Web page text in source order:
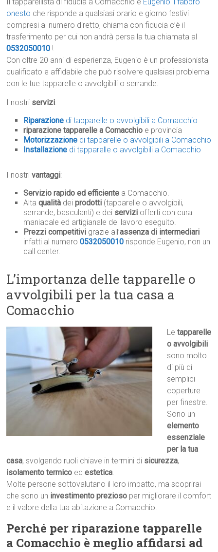
onesto che risponde a qualsiasi orario e giorno festivi
compresi al numero diretto, chiama con fiducia c’è il
trasferimento per cui non andrà persa la tua chiamata al
0532050010 !
Con oltre 20 anni di esperienza, Eugenio è un professionista
qualificato e affidabile che può risolvere qualsiasi problema
con le tue tapparelle o avvolgibili o serrande.
I nostri servizi:
Riparazione di tapparelle o avvolgibili a Comacchio
riparazione tapparelle a Comacchio e provincia
Motorizzazione di tapparelle o avvolgibili a Comacchio
Installazione di tapparelle o avvolgibili a Comacchio
I nostrivantaggi:
Servizio rapido ed efficiente a Comacchio.
Altaqualità deiprodotti (tapparelle o avvolgibili,
serrande, basculanti) e dei servizi offerti con cura
maniacale ed artigianale del lavoro eseguito.
Prezzi competitivi grazie all’assenza di intermediari
infatti al numero0532050010 risponde Eugenio, non un
call center.
L’importanza delle tapparelle o
avvolgibili per la tua casa a
Comacchio
Letapparelle
o avvolgibili
sono molto
di più di
semplici
coperture
per finestre.
Sono un
elemento
essenziale
per la tua
casa, svolgendo ruoli chiave in termini di sicurezza,
isolamento termico edestetica.
Molte persone sottovalutano il loro impatto, ma scoprirai
che sono un investimento prezioso per migliorare il comfort
e il valore della tua abitazione a Comacchio.
Perché per riparazione tapparelle
a Comacchio è meglio affidarsi ad